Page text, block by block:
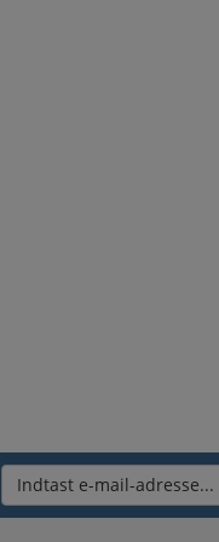
Indtast e-mail-adresse...